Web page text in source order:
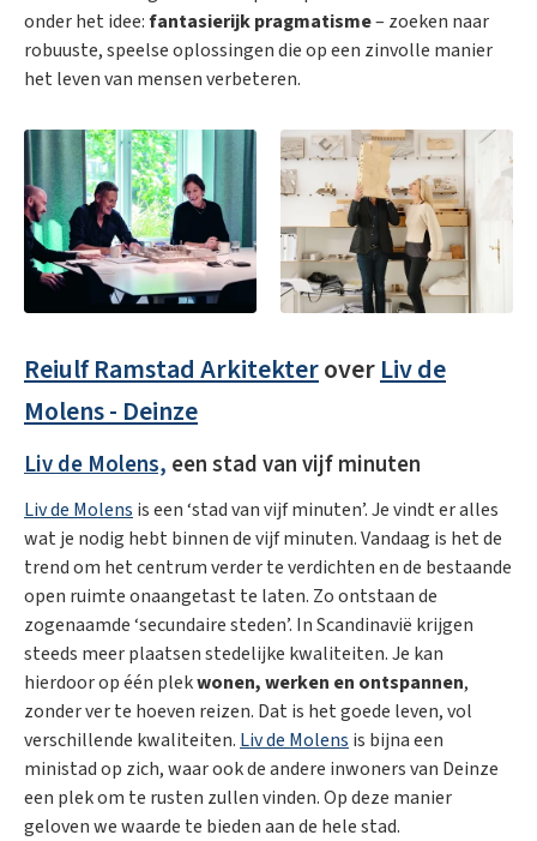
onder het idee:fantasierijk pragmatisme– zoeken naar
robuuste, speelse oplossingen die op een zinvolle manier
het leven van mensen verbeteren.
Reiulf Ramstad ArkitekteroverLiv de
Molens - Deinze
Liv de Molens, een stad van vijf minuten
Liv de Molens is een ‘stad van vijf minuten’. Je vindt er alles
wat je nodig hebt binnen de vijf minuten. Vandaag is het de
trend om het centrum verder te verdichten en de bestaande
open ruimte onaangetast te laten. Zo ontstaan de
zogenaamde ‘secundaire steden’. In Scandinavië krijgen
steeds meer plaatsen stedelijke kwaliteiten. Je kan
hierdoor op één plekwonen, werken en ontspannen,
zonder ver te hoeven reizen. Dat is het goede leven, vol
verschillende kwaliteiten. Liv de Molens is bijna een
ministad op zich, waar ook de andere inwoners van Deinze
een plek om te rusten zullen vinden. Op deze manier
geloven we waarde te bieden aan de hele stad.